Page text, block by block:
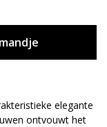
elegante
ontvouwt het